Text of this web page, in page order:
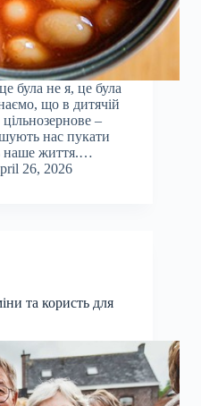
була не я, це була
що в дитячій
–
нас пукати
наше життя.…
26, 2026
та користь для